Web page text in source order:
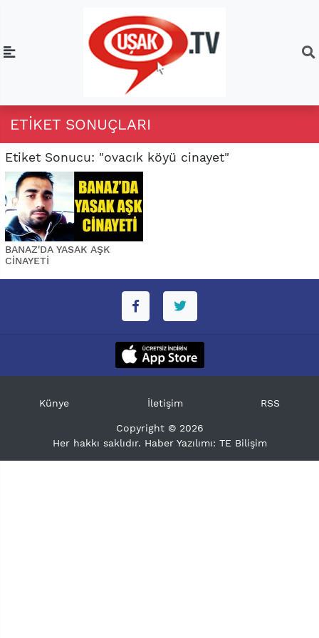
ETIKET SONUÇLARI
Etiket Sonucu: "ovacık köyü cinayet"
BANAZ'DA YASAK AŞK
CİNAYETİ
Künye İletişim RSS
Copyright © 2026
Her hakkı saklıdır. Haber Yazılımı: TE Bilişim